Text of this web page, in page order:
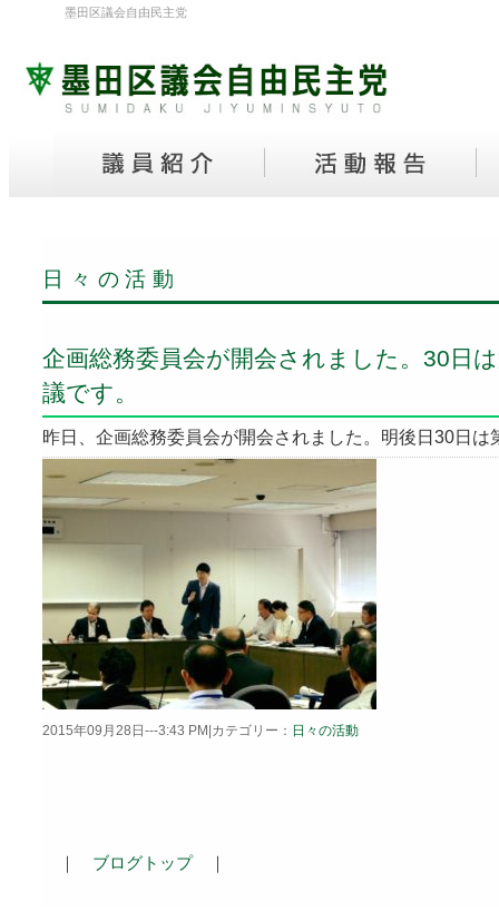
墨田区議会自由民主党
日々の活動
企画総務委員会が開会されました。30日
議です。
昨日、企画総務委員会が開会されました。明後日30日
2015年09月28日---3:43 PM|カテゴリー： 日々の活動
｜ ブログトップ｜